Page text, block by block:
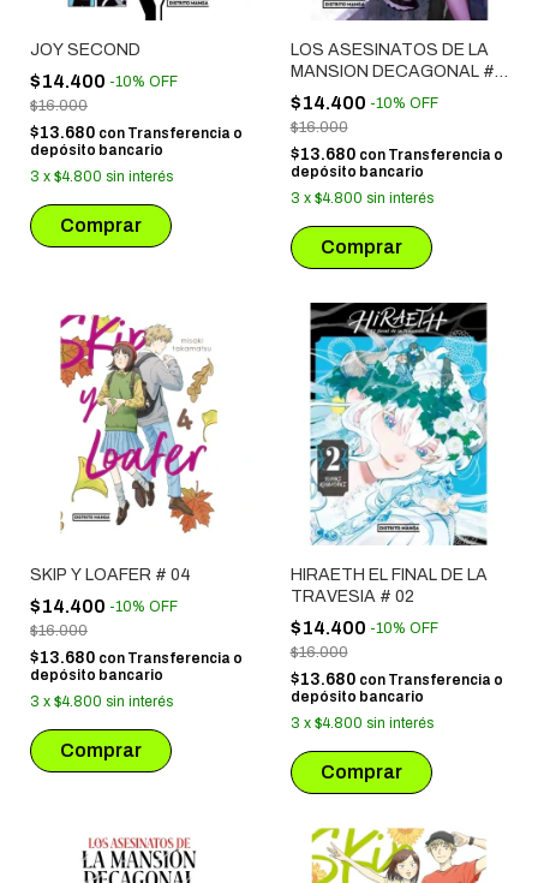
JOY SECOND
$14.400 -10% OFF
$16.000
$13.680 con Transferencia o
depósito bancario
3 x $4.800 sin interés
LOS ASESINATOS DE LA
MANSION DECAGONAL #
02
$14.400 -10% OFF
$16.000
$13.680 con Transferencia o
depósito bancario
3 x $4.800 sin interés
SKIP Y LOAFER # 04
$14.400 -10% OFF
$16.000
$13.680 con Transferencia o
depósito bancario
3 x $4.800 sin interés
HIRAETH EL FINAL DE LA
TRAVESIA # 02
$14.400 -10% OFF
$16.000
$13.680 con Transferencia o
depósito bancario
3 x $4.800 sin interés